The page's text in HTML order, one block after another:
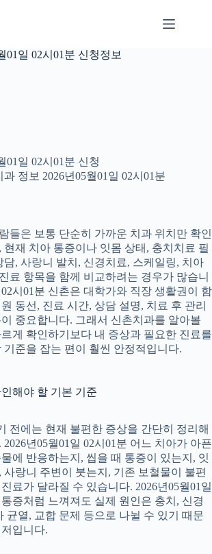
01일 02시01분 신청정보
01일 02시01분 신청
정보 2026년05월01일 02시01분
들은 보통 단순히 가까운 치과 위치만 확인
재 치아 통증이나 잇몸 상태, 충치치료 필
담, 사랑니 발치, 신경치료, 스케일링, 치아
료 항목을 함께 비교하려는 경우가 많습니
02시01분 신촌은 대학가와 직장 생활권이 함
동선, 진료 시간, 상담 설명, 치료 후 관리
중요합니다. 그래서 신촌치과를 알아볼
게 확인하기보다 내 증상과 필요한 진료를
기준을 잡는 편이 훨씬 안정적입니다.
해야 할 기본 기준
전에는 현재 불편한 증상을 간단히 정리해
년05월01일 02시01분 어느 치아가 아픈
에 반응하는지, 씹을 때 통증이 있는지, 잇
사랑니 주변이 붓는지, 기존 보철물이 불편
료가 달라질 수 있습니다. 2026년05월01일
증처럼 느껴져도 실제 원인은 충치, 신경
균열, 교합 문제 등으로 나뉠 수 있기 때문
입니다.